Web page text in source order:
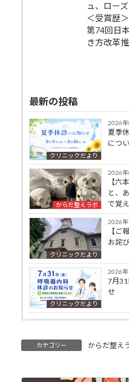
ュ、ロー
＜受賞歴＞
第74回日
き方改革
最新の投稿
クリニックだより
2026年
夏季
につ
からだ整えラボ
2026
【六
と、
で覚
クリニックだより
2026
【ご
お詫
クリニックだより
2026
7月31
せ
カテゴリー からだ整え